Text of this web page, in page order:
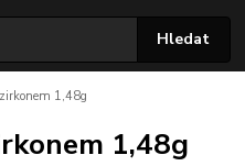
Hledat
1,48g
1,48g